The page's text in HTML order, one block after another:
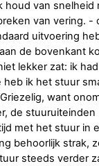
houd van
van vering. -
uitvoering
de bovenkant
lekker zat: ik
heb ik het stuur
want
de
met het stuur in
behoorlijk strak,
steeds verder